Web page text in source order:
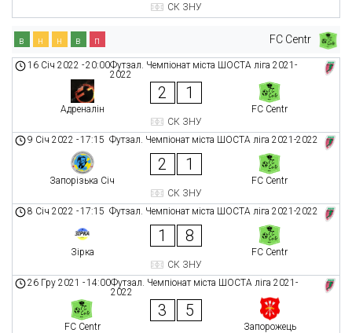
СК ЗНУ
FC Centr
в н н в п
Футзал. Чемпіонат міста ШОСТА ліга 2021-
2022
16 Січ 2022 -20:00
Адреналін
2 1
FC Centr
СК ЗНУ
Футзал. Чемпіонат міста ШОСТА ліга 2021-2022
9 Січ 2022 -17:15
Запорізька Січ
2 1
FC Centr
СК ЗНУ
Футзал. Чемпіонат міста ШОСТА ліга 2021-2022
8 Січ 2022 -17:15
Зірка
1 8
FC Centr
СК ЗНУ
Футзал. Чемпіонат міста ШОСТА ліга 2021-
2022
26 Гру 2021 -14:00
FC Centr
3 5
Запорожець